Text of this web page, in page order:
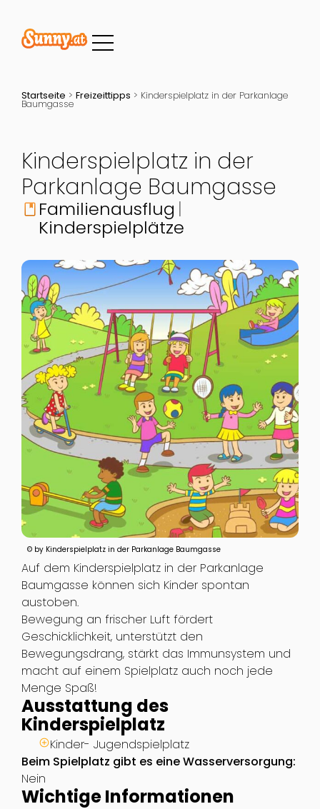
Startseite > Freizeittipps > Kinderspielplatz in der Parkanlage
Baumgasse
Kinderspielplatz in der
Parkanlage Baumgasse
book Familienausflug
Kinderspielplätze
© by Kinderspielplatz in der Parkanlage Baumgasse
Auf dem Kinderspielplatz in der Parkanlage
Baumgasse können sich Kinder spontan
austoben.
Bewegung an frischer Luft fördert
Geschicklichkeit, unterstützt den
Bewegungsdrang, stärkt das Immunsystem und
macht auf einem Spielplatz auch noch jede
Menge Spaß!
Ausstattung des
Kinderspielplatz
Kinder- Jugendspielplatz
Beim Spielplatz gibt es eine Wasserversorgung:
Nein
Wichtige Informationen